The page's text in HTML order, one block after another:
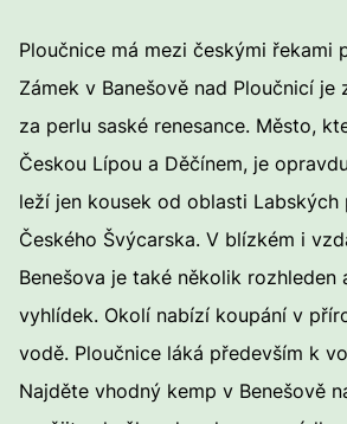
Ploučnice má mezi českými řekami
Zámek v Banešově nad Ploučnicí je
za perlu saské renesance. Město,
Českou Lípou a Děčínem, je
leží jen kousek od oblasti Labských
Českého Švýcarska. V blízkém i
Benešova je také několik rozhleden
vyhlídek. Okolí nabízí koupání v
vodě. Ploučnice láká především k
Najděte vhodný kemp v Benešově